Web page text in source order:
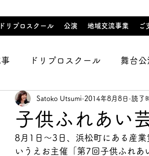
ドリプロスクール 公演 地域交流事業 ご
ドリプロスクール 舞台公
事チャレンジ レッスン紹介
スン予定 地域交流
子供ふれあい
Satoko Utsumi 2014年8月8日 読了
8月1日～3日、浜松町にある産
いうえお主催「第7回子供ふれあ